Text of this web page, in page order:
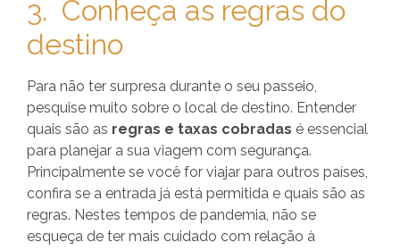
3. Conheça as regras do
destino
Para não ter surpresa durante o seu passeio,
pesquise muito sobre o local de destino. Entender
quais são as regras e taxas cobradas é essencial
para planejar a sua viagem com segurança.
Principalmente se você for viajar para outros países,
confira se a entrada já está permitida e quais são as
regras. Nestes tempos de pandemia, não se
esqueça de ter mais cuidado com relação à